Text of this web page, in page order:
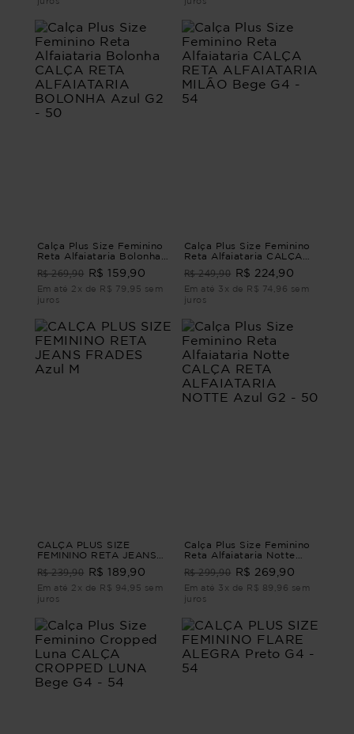
Calça Plus Size Feminino
Reta Alfaiataria Bolonha
CALÇA RETA
ALFAIATARIA BOLONHA
Azul G2 - 50
R$ 269,90 R$ 159,90
Em até 2x de R$ 79,95 sem
juros
Calça Plus Size Feminino
Reta Alfaiataria CALÇA
RETA ALFAIATARIA
MILÃO Bege G4 - 54
R$ 249,90 R$ 224,90
Em até 3x de R$ 74,96 sem
juros
CALÇA PLUS SIZE
FEMININO RETA JEANS
FRADES Azul M
R$ 239,90 R$ 189,90
Em até 2x de R$ 94,95 sem
juros
Calça Plus Size Feminino
Reta Alfaiataria Notte
CALÇA RETA
ALFAIATARIA NOTTE Azul
G2 - 50
R$ 299,90 R$ 269,90
Em até 3x de R$ 89,96 sem
juros